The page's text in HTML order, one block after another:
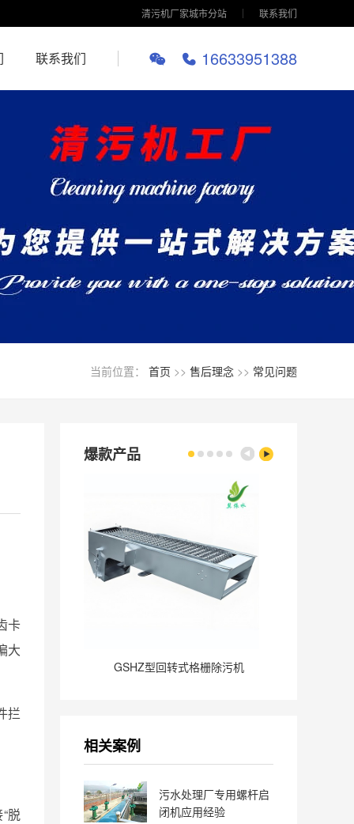
清污机厂家城市分站 联系我们
16633951388
联系我们
当前位置： 首页 >> 售后理念 >> 常见问题
卡
大
拦
脱
爆款产品
GSHZ型回转式格栅除污机
相关案例
污水处理厂专用螺杆启
闭机应用经验